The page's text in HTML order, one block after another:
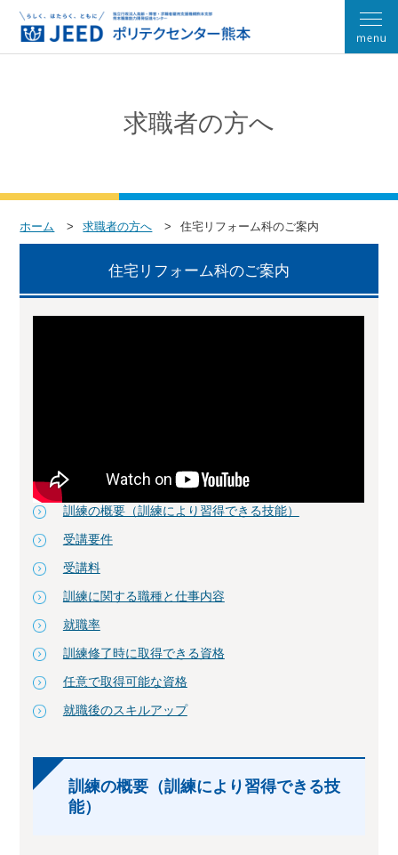
求職者の方へ
ホーム 求職者の方へ 住宅リフォーム科のご案内
住宅リフォーム科のご案内
訓練の概要（訓練により習得できる技能）
受講要件
受講料
訓練に関する職種と仕事内容
就職率
訓練修了時に取得できる資格
任意で取得可能な資格
就職後のスキルアップ
訓練の概要（訓練により習得できる技
能）